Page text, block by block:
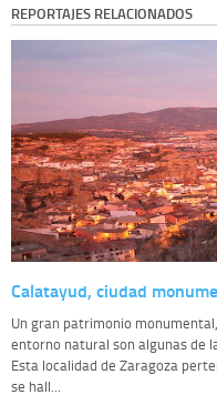
REPORTAJES RELACIONADOS
Calatayud, ciudad
Un gran patrimonio
entorno natural son algunas de
Esta localidad de Zaragoza
se hall...